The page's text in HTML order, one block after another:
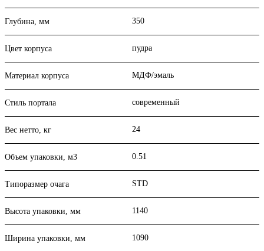
Глубина, мм 350
Цвет корпуса пудра
Материал корпуса МДФ/эмаль
Стиль портала современный
Вес нетто, кг 24
Объем упаковки, м3 0.51
Типоразмер очага STD
Высота упаковки, мм 1140
Ширина упаковки, мм 1090